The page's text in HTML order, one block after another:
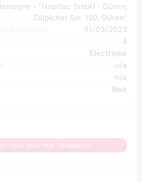
- "Hapitec GmbH - Düren,
Zülpicher Str. 150, Düren"
01/03/2022
4
Électrique
n/a
n/a
Noir
vous pour voir l'évaluation